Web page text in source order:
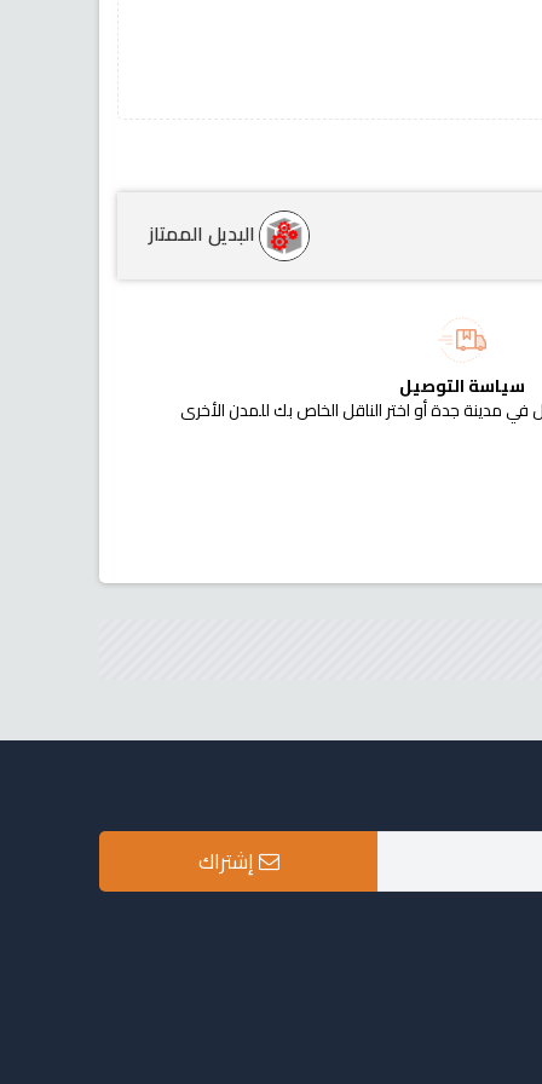
البديل الممتاز
سياسة التوصيل
في مدينة جدة أو اختر الناقل الخاص بك للمدن الأخرى
إشتراك